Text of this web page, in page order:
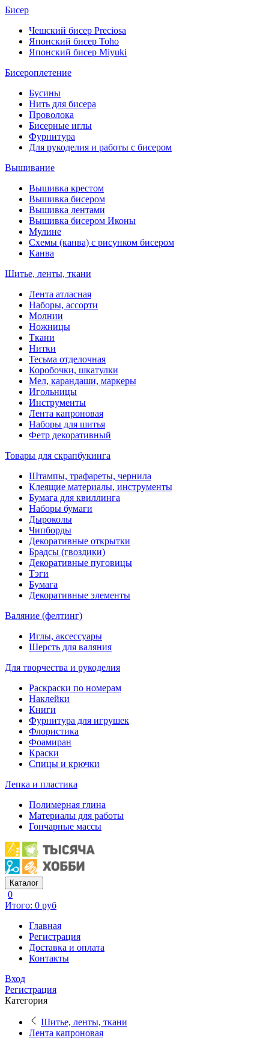
Бисер
Чешский бисер Preciosa
Японский бисер Toho
Японский бисер Miyuki
Бисероплетение
Бусины
Нить для бисера
Проволока
Бисерные иглы
Фурнитура
Для рукоделия и работы с бисером
Вышивание
Вышивка крестом
Вышивка бисером
Вышивка лентами
Вышивка бисером Иконы
Мулине
Схемы (канва) с рисунком бисером
Канва
Шитье, ленты, ткани
Лента атласная
Наборы, ассорти
Молнии
Ножницы
Ткани
Нитки
Тесьма отделочная
Коробочки, шкатулки
Мел, карандаши, маркеры
Игольницы
Инструменты
Лента капроновая
Наборы для шитья
Фетр декоративный
Товары для скрапбукинга
Штампы, трафареты, чернила
Клеящие материалы, инструменты
Бумага для квиллинга
Наборы бумаги
Дыроколы
Чипборды
Декоративные открытки
Брадсы (гвоздики)
Декоративные пуговицы
Тэги
Бумага
Декоративные элементы
Валяние (фелтинг)
Иглы, аксессуары
Шерсть для валяния
Для творчества и рукоделия
Раскраски по номерам
Наклейки
Книги
Фурнитура для игрушек
Флористика
Фоамиран
Краски
Спицы и крючки
Лепка и пластика
Полимерная глина
Материалы для работы
Гончарные массы
Каталог
0
Итого: 0 руб
Главная
Регистрация
Доставка и оплата
Контакты
Вход
Регистрация
Категория
Шитье, ленты, ткани
Лента капроновая